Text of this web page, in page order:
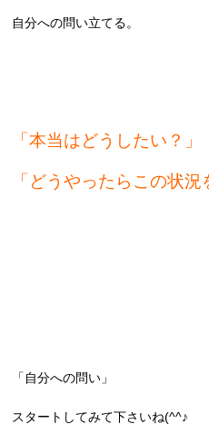
自分への問い立てる。
「本当はどうしたい？」
「どうやったらこの状況
「自分への問い」
スタートしてみて下さいね(^^♪